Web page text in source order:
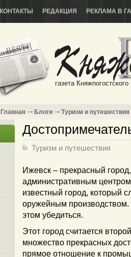
КОНТАКТЫ РЕДАКЦИЯ РЕКЛАМА В
газета
Главная Блоги Туризм и путешествия
Туризм и путешествия
Ижевск – прекрасный
административным
известный город, который
оружейным
этом убедиться.
Этот город считается
множество прекрасных
прямое отношение к